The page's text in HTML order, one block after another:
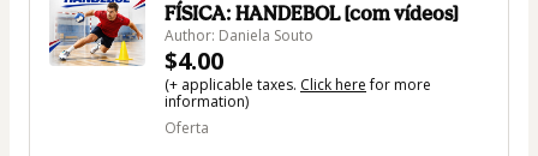
FÍSICA: HANDEBOL [com vídeos]
Author: Daniela Souto
$4.00
(+ applicable taxes. Click herefor more
information)
Oferta